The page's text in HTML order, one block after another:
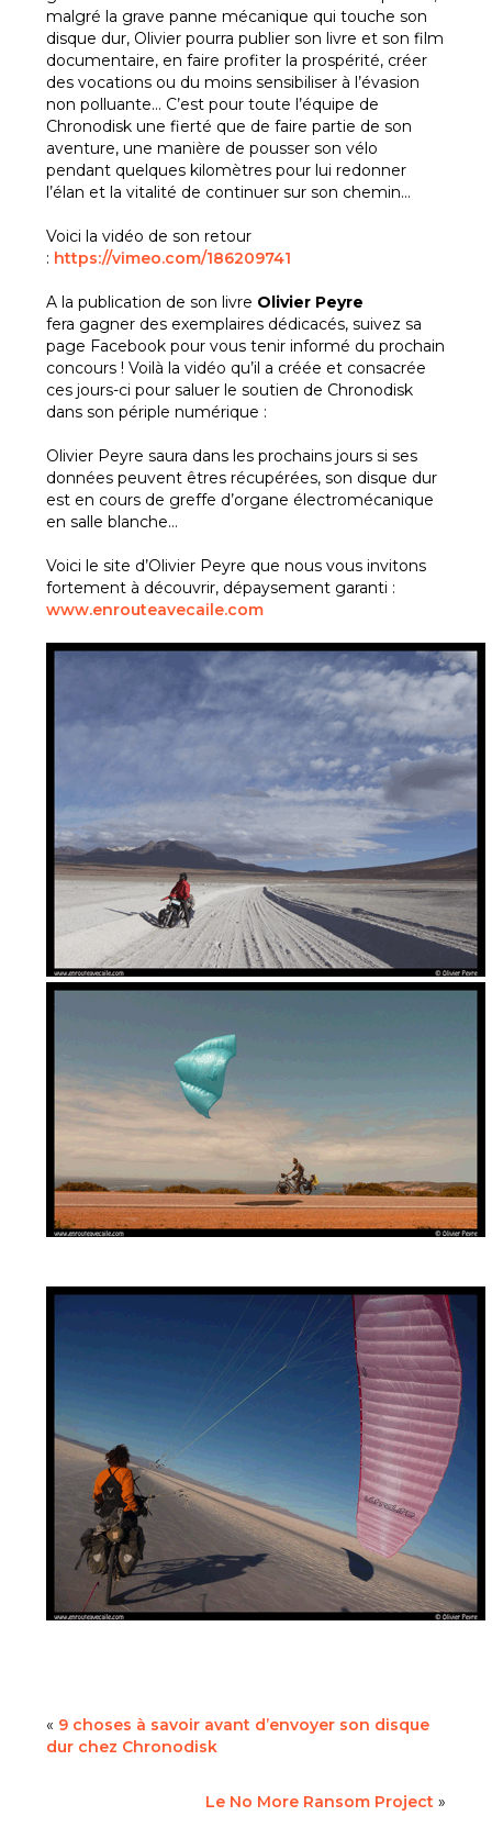
malgré la grave panne mécanique qui touche son
disque dur, Olivier pourra publier son livre et son film
documentaire, en faire profiter la prospérité, créer
des vocations ou du moins sensibiliser à l’évasion
non polluante… C’est pour toute l’équipe de
Chronodisk une fierté que de faire partie de son
aventure, une manière de pousser son vélo
pendant quelques kilomètres pour lui redonner
l’élan et la vitalité de continuer sur son chemin…
Voici la vidéo de son retour
: https://vimeo.com/186209741
A la publication de son livre Olivier Peyre
fera gagner des exemplaires dédicacés, suivez sa
page Facebook pour vous tenir informé du prochain
concours ! Voilà la vidéo qu’il a créée et consacrée
ces jours-ci pour saluer le soutien de Chronodisk
dans son périple numérique :
Olivier Peyre saura dans les prochains jours si ses
données peuvent êtres récupérées, son disque dur
est en cours de greffe d’organe électromécanique
en salle blanche…
Voici le site d’Olivier Peyre que nous vous invitons
fortement à découvrir, dépaysement garanti :
www.enrouteavecaile.com
« 9 choses à savoir avant d’envoyer son disque
dur chez Chronodisk
Le No More Ransom Project »